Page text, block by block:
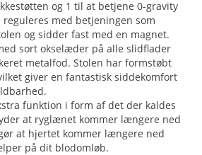
og 1 til at betjene 0-gravity
med betjeningen som
og sidder fast med en magnet.
sort okselæder på alle slidflader
metalfod. Stolen har formstøbt
giver en fantastisk siddekomfort
funktion i form af det der kaldes
at ryglænet kommer længere ned
at hjertet kommer længere ned
på dit blodomløb.